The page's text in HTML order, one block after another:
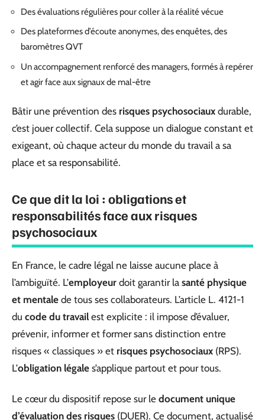
Des évaluations régulières pour coller à la réalité vécue
Des plateformes d’écoute anonymes, des enquêtes, des
baromètres QVT
Un accompagnement renforcé des managers, formés à repérer
et agir face aux signaux de mal-être
Bâtir une prévention des risques psychosociaux durable,
c’est jouer collectif. Cela suppose un dialogue constant et
exigeant, où chaque acteur du monde du travail a sa
place et sa responsabilité.
Ce que dit la loi : obligations et
responsabilités face aux risques
psychosociaux
En France, le cadre légal ne laisse aucune place à
l’ambiguïté. L’employeur doit garantir la santé physique
et mentale de tous ses collaborateurs. L’article L. 4121-1
du code du travail est explicite : il impose d’évaluer,
prévenir, informer et former sans distinction entre
risques « classiques » et risques psychosociaux (RPS).
L’obligation légale s’applique partout et pour tous.
Le cœur du dispositif repose sur le document unique
d’évaluation des risques (DUER). Ce document, actualisé